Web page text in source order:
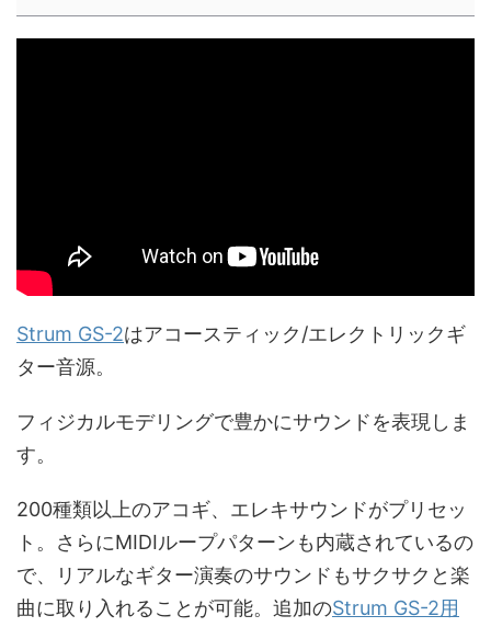
Strum GS-2はアコースティック/エレクトリックギ
ター音源。
フィジカルモデリングで豊かにサウンドを表現しま
す。
200種類以上のアコギ、エレキサウンドがプリセッ
ト。さらにMIDIループパターンも内蔵されているの
で、リアルなギター演奏のサウンドもサクサクと楽
曲に取り入れることが可能。追加のStrum GS-2用